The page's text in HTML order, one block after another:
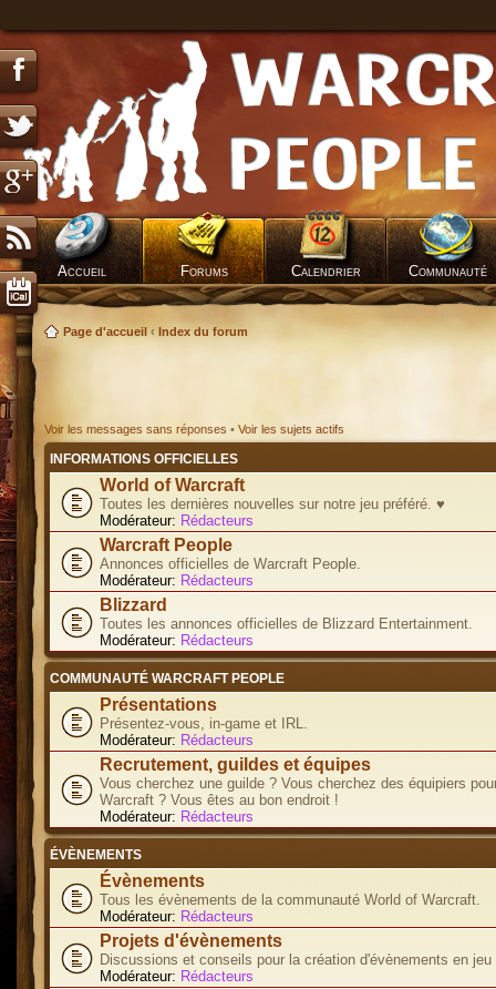
Accueil Forums Calendrier Communauté
Page d'accueil ‹ Index du forum
Voir les messages sans réponses • Voir les sujets actifs
INFORMATIONS OFFICIELLES
World of Warcraft
Toutes les dernières nouvelles sur notre jeu préféré. ♥
Modérateur: Rédacteurs
Warcraft People
Annonces officielles de Warcraft People.
Modérateur: Rédacteurs
Blizzard
Toutes les annonces officielles de Blizzard Entertainment.
Modérateur: Rédacteurs
COMMUNAUTÉ WARCRAFT PEOPLE
Présentations
Présentez-vous, in-game et IRL.
Modérateur: Rédacteurs
Recrutement, guildes et équipes
Vous cherchez une guilde ? Vous cherchez des équipiers
Warcraft ? Vous êtes au bon endroit !
Modérateur: Rédacteurs
ÉVÈNEMENTS
Évènements
Tous les évènements de la communauté World of Warcraft.
Modérateur: Rédacteurs
Projets d'évènements
Discussions et conseils pour la création d'évènements en jeu
Modérateur: Rédacteurs